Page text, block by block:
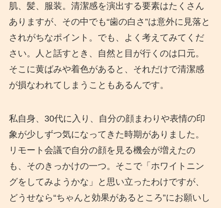
肌、髪、服装。清潔感を演出する要素はたくさん
ありますが、その中でも“歯の白さ”は意外に見落と
されがちなポイント。でも、よく考えてみてくだ
さい。人と話すとき、自然と目が行くのは口元。
そこに黄ばみや着色があると、それだけで清潔感
が損なわれてしまうこともあるんです。
私自身、30代に入り、自分の顔まわりや表情の印
象が少しずつ気になってきた時期がありました。
リモート会議で自分の顔を見る機会が増えたの
も、そのきっかけの一つ。そこで「ホワイトニン
グをしてみようかな」と思い立ったわけですが、
どうせなら“ちゃんと効果があるところ”にお願いし